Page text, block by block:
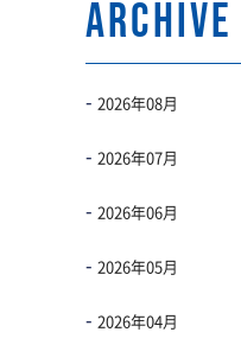
ARCHIVE
2026年08月
2026年07月
2026年06月
2026年05月
2026年04月